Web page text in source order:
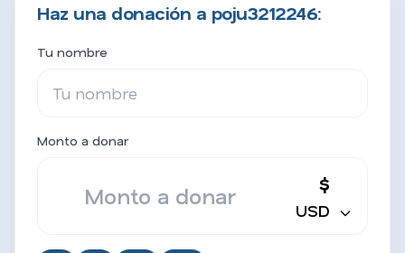
Haz una donación a poju3212246:
Tu nombre
Monto a donar
$
USD